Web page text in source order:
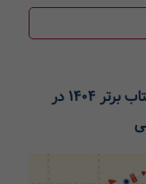
سومین جشنواره دوسالانه انتخاب کتاب برتر 1404 در